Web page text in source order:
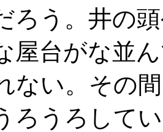
ろう。井の
屋台がな並
ない。その
ろうろして